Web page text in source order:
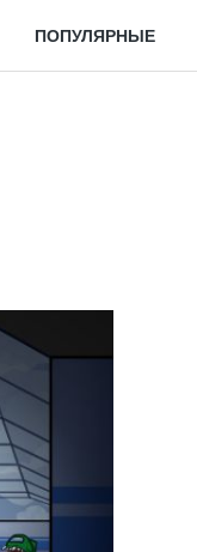
ПОПУЛЯРНЫЕ